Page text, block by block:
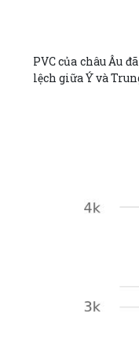
PVC của châu Âu
lệch giữa Ý và